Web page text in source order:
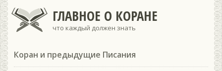
ГЛАВНОЕ О КОРАНЕ
что каждый должен знать
Коран и предыдущие Писания